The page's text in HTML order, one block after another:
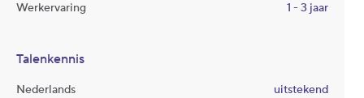
Werkervaring 1 - 3 jaar
Talenkennis
Nederlands uitstekend